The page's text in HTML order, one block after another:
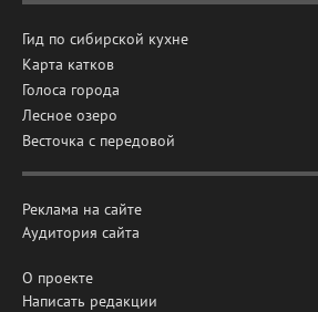
Гид по сибирской кухне
Карта катков
Голоса города
Лесное озеро
Весточка с передовой
Реклама на сайте
Аудитория сайта
О проекте
Написать редакции